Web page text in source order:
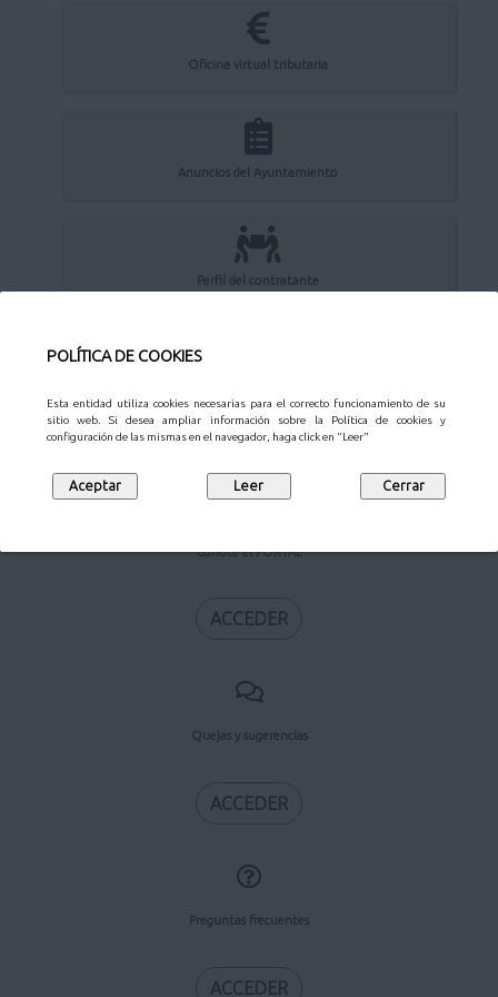
POLÍTICA DE COOKIES
Esta entidad utiliza cookies necesarias para el correcto funcionamiento de su
sitio web. Si desea ampliar información sobre la Política de cookies y
configuración de las mismas en el navegador, haga click en "Leer"
Oficina virtual tributaria
Anuncios del Ayuntamiento
Perfil del contratante
Conoce el PORTAL
ACCEDER
Quejas y sugerencias
ACCEDER
Preguntas frecuentes
ACCEDER